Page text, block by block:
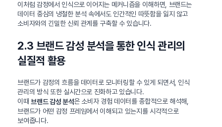
이처럼 감정에서 인식으로 이어지는 메커니즘을 이해하면, 브랜드는
데이터 중심의 냉철한 분석 속에서도 인간적인 따뜻함을 잃지 않고
소비자와의 긴밀한 신뢰 관계를 구축할 수 있습니다.
2.3 브랜드 감성 분석을 통한 인식 관리의
실질적 활용
브랜드가 감정의 흐름을 데이터로 모니터링할 수 있게 되면서, 인식
관리의 방식 또한 실시간으로 진화하고 있습니다.
이때브랜드 감성 분석은 소비자 경험 데이터를 종합적으로 해석해,
브랜드가 어떤 감정 프레임에서 이해되고 있는지를 시각적으로
보여줍니다.